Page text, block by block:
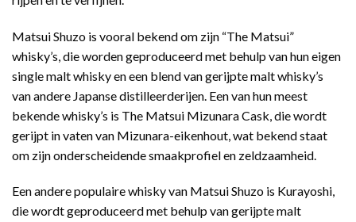
Matsui Shuzo is vooral bekend om zijn “The Matsui”
whisky’s, die worden geproduceerd met behulp van hun eigen
single malt whisky en een blend van gerijpte malt whisky’s
van andere Japanse distilleerderijen. Een van hun meest
bekende whisky’s is The Matsui Mizunara Cask, die wordt
gerijpt in vaten van Mizunara-eikenhout, wat bekend staat
om zijn onderscheidende smaakprofiel en zeldzaamheid.
Een andere populaire whisky van Matsui Shuzo is Kurayoshi,
die wordt geproduceerd met behulp van gerijpte malt